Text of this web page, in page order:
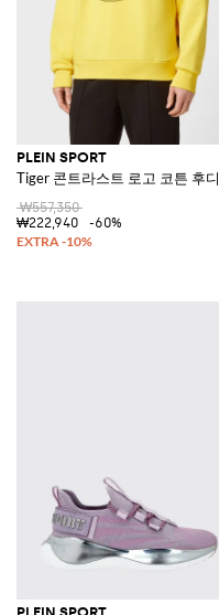
PLEIN SPORT
Tiger 콘트라스트 로고 코튼 후디
₩557,350
₩222,940
-60%